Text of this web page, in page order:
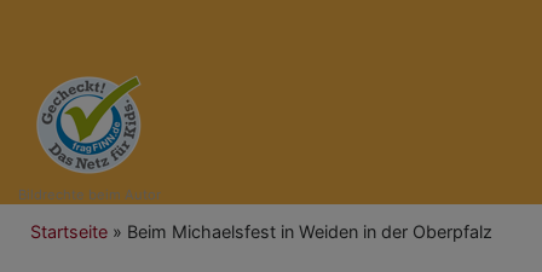
Bildrechte beim Autor
Breadcrumb
Startseite Beim Michaelsfest in Weiden in der Oberpfalz